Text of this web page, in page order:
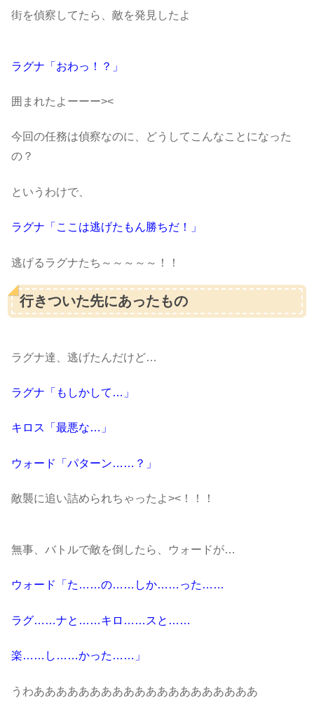
街を偵察してたら、敵を発見したよ
ラグナ「おわっ！？」
囲まれたよーーー><
今回の任務は偵察なのに、どうしてこんなことになった
の？
というわけで、
ラグナ「ここは逃げたもん勝ちだ！」
逃げるラグナたち～～～～～！！
行きついた先にあったもの
ラグナ達、逃げたんだけど…
ラグナ「もしかして…」
キロス「最悪な…」
ウォード「パターン……？」
敵襲に追い詰められちゃったよ><！！！
無事、バトルで敵を倒したら、ウォードが…
ウォード「た……の……しか……った……
ラグ……ナと……キロ……スと……
楽……し……かった……」
うわああああああああああああああああああああ